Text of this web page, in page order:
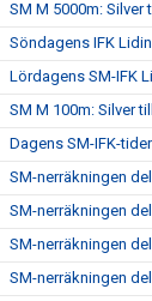
SM M 5000m: Silver
Söndagens IFK
Lördagens SM-IFK
SM M 100m: Silver
Dagens SM-IFK-tider
SM-nerräkningen
SM-nerräkningen
SM-nerräkningen
SM-nerräkningen